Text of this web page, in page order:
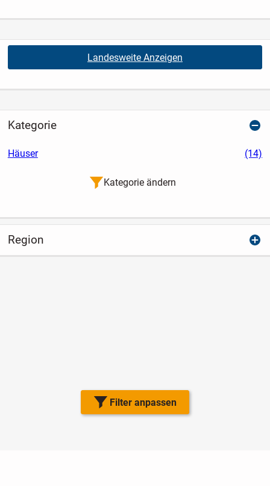
Filter anpassen
Landesweite Anzeigen
Kategorie
Häuser (14)
Kategorie ändern
Region